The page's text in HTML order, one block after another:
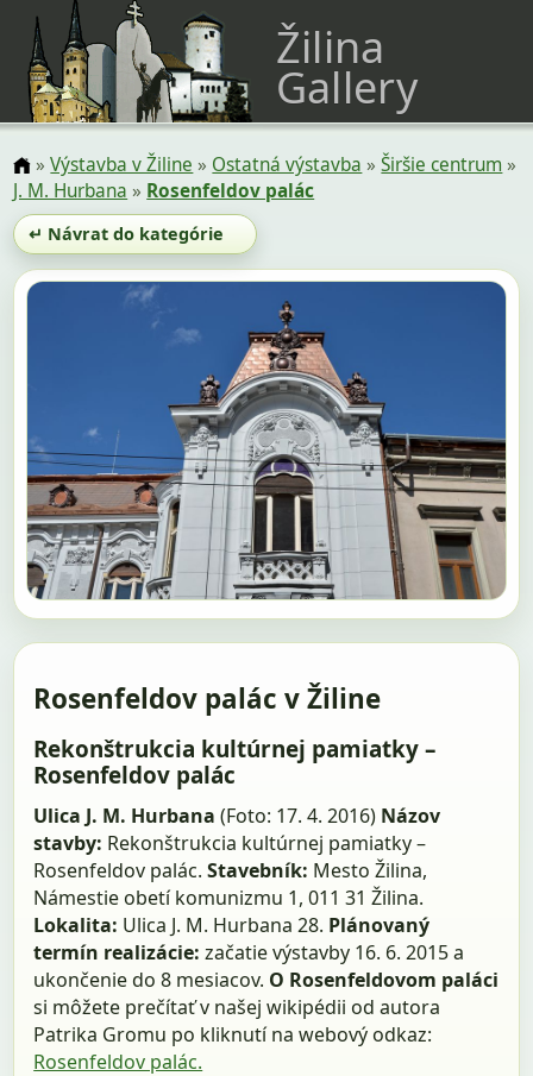
Žilina
Gallery
»Výstavba v Žiline » Ostatná výstavba »Širšie centrum »
J. M. Hurbana » Rosenfeldov palác
↵ Návrat do kategórie
Rosenfeldov palác v Žiline
Rekonštrukcia kultúrnej pamiatky –
Rosenfeldov palác
Ulica J. M. Hurbana (Foto: 17. 4. 2016) Názov
stavby: Rekonštrukcia kultúrnej pamiatky –
Rosenfeldov palác.Stavebník: Mesto Žilina,
Námestie obetí komunizmu 1, 011 31 Žilina.
Lokalita: Ulica J. M. Hurbana 28. Plánovaný
termín realizácie: začatie výstavby 16. 6. 2015 a
ukončenie do 8 mesiacov. O Rosenfeldovom paláci
si môžete prečítať v našej wikipédii od autora
Patrika Gromu po kliknutí na webový odkaz:
Rosenfeldov palác.